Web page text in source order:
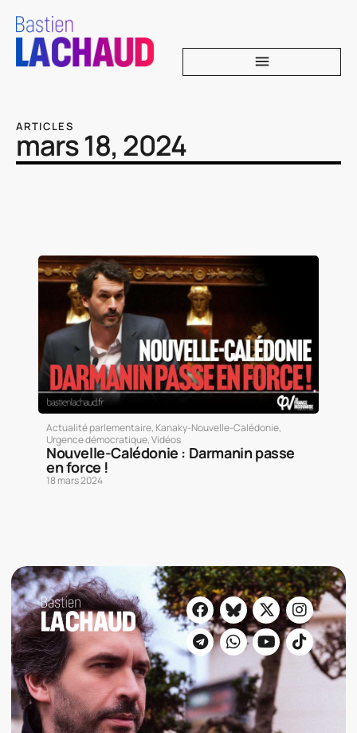
ARTICLES
mars 18, 2024
Actualité parlementaire, Kanaky-Nouvelle-Calédonie,
Urgence démocratique,Vidéos
Nouvelle-Calédonie : Darmanin passe
en force !
18 mars 2024